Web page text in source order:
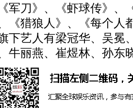
军刀》、《虾球传》、
《猎狼人》、《每个人
下艺人有梁冠华、吴冕
牛丽燕、崔煜林、孙东